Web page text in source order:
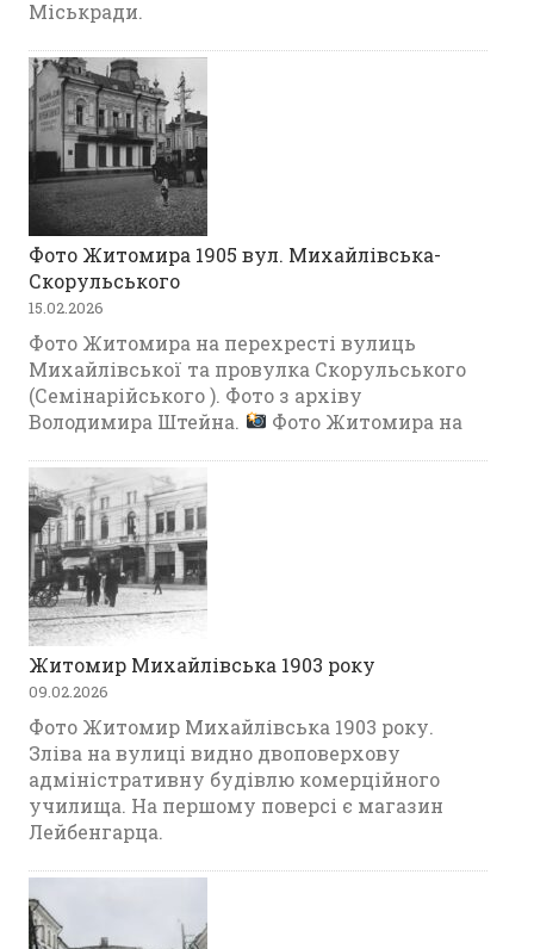
Міськради.
Фото Житомира 1905 вул. Михайлівська-
Скорульського
15.02.2026
Фото Житомира на перехресті вулиць
Михайлівської та провулка Скорульського
(Семінарійського ). Фото з архіву
Володимира Штейна.
Фото Житомира на
Житомир Михайлівська 1903 року
09.02.2026
Фото Житомир Михайлівська 1903 року.
Зліва на вулиці видно двоповерхову
адміністративну будівлю комерційного
училища. На першому поверсі є магазин
Лейбенгарца.